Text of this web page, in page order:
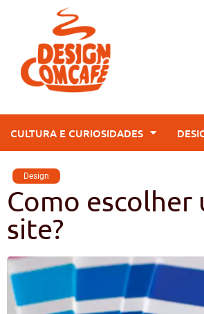
CULTURA E CURIOSIDADES
Design
Como escolher
site?